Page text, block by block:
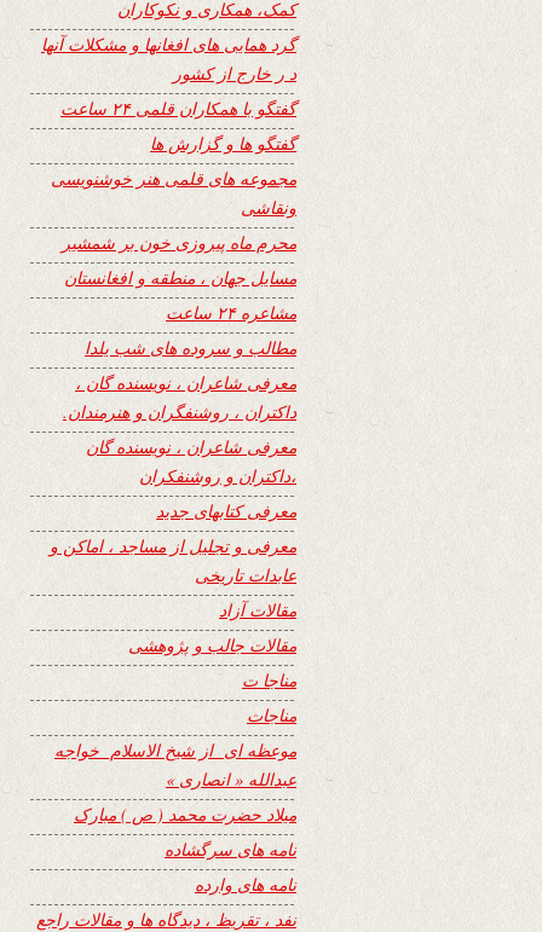
کمک، همکاری و نکوکاران
گرد همایی های افغانها و مشکلات آنها
د ر خارج از کشور
گفتگو با همکاران قلمی ۲۴ ساعت
گفتگو ها و گزارش ها
مجموعه های قلمی هنر خوشنویسی
ونقاشی
محرم ماه پیروزی خون بر شمشیر
مسایل جهان ، منطقه و افغانستان
مشاعره ۲۴ ساعت
مطالب و سروده های شب یلدا
معرفی شاعران ، نویسنده گان ،
داکتران ، روشنفگران و هنرمندان.
معرفی شاعران ، نویسنده گان
،داکتران و روشنفکران
معرفی کتابهای جدید
معرفی و تجلیل از مساجد ، اماکن و
عابدات تاریخی
مقالات آزاد
مقالات جالب و پژوهشی
مناجا ت
مناجات
موعظه ای از شیخ الاسلام خواجه
عبدالله « انصاری »
میلاد حضرت محمد ( ص ) مبارک
نامه های سرگشاده
نامه های وارده
نفد ، تقریظ ، دیدگاه ها و مقالات راجع